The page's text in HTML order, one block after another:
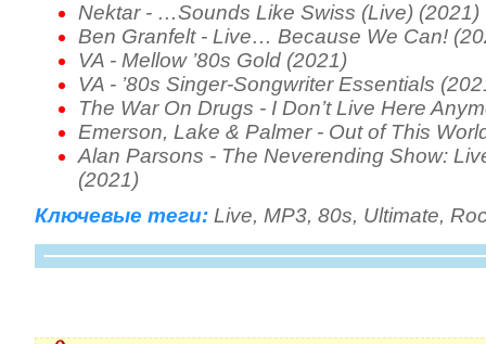
Nektar - …Sounds Like Swiss (Live) (2021)
Ben Granfelt - Live… Because We Can!
VA - Mellow ’80s Gold (2021)
VA - ’80s Singer-Songwriter Essentials
The War On Drugs - I Don’t Live Here
Emerson, Lake & Palmer - Out of This
Alan Parsons - The Neverending Show:
(2021)
Ключевые теги: Live, MP3, 80s, Ultimate,